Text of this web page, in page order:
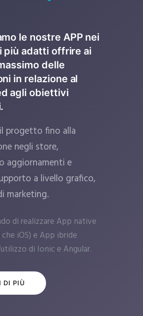
le nostre APP nei
più adatti offrire ai
delle
in relazione al
agli obiettivi
progetto fino alla
negli store,
aggiornamenti e
a livello grafico,
marketing.
di realizzare App native
iOS) e App ibride
di Ionic e Angular.
DI PIÙ